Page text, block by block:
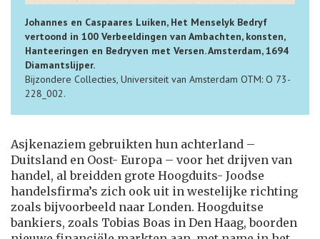
Johannes en Caspaares Luiken, Het Menselyk Bedryf
vertoond in 100 Verbeeldingen van Ambachten, konsten,
Hanteeringen en Bedryven met Versen. Amsterdam, 1694
Diamantslijper.
Bijzondere Collecties, Universiteit van Amsterdam OTM: O 73-
228_002.
Asjkenaziem gebruikten hun achterland –
Duitsland en Oost- Europa – voor het drijven van
handel, al breidden grote Hoogduits- Joodse
handelsfirma’s zich ook uit in westelijke richting
zoals bijvoorbeeld naar Londen. Hoogduitse
bankiers, zoals Tobias Boas in Den Haag, boorden